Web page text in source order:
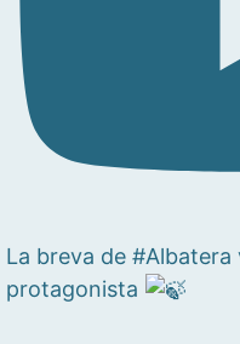
La breva de
protagonista